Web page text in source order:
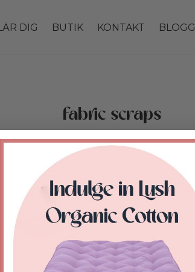
DIG BUTIK KONTAKT BLOGG
fabric scraps
Butik /Produkter märkta ”fabric scraps”